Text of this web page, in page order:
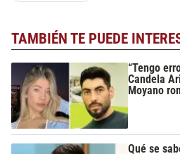
TAMBIÉN TE PUEDE
“Tengo
Candela
Moyano
Qué se